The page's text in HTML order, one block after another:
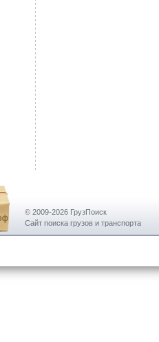
© 2009-2026 ГрузПоиск
Сайт поиска грузов и транспорта